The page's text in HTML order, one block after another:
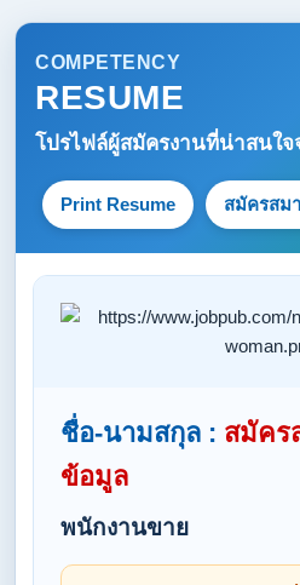
COMPETENCY
RESUME
โปรไฟล์ผู้สมัครงานที่น่าสนใจ
Print Resume สมัครสม
ชื่อ-นามสกุล : สมัคร
ข้อมูล
พนักงานขาย